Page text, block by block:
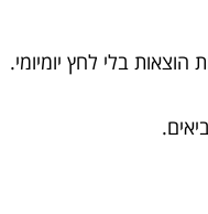
בלי לחץ יומיומי.